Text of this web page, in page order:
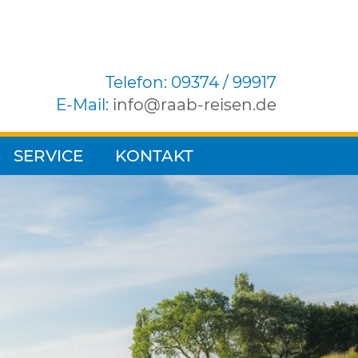
Telefon: 09374 / 99917
E-Mail: info raab-reisen.de
SERVICE
Reisegutscheine
KONTAKT
Wir sind für Sie da
Unser Team
Gruppenreisen